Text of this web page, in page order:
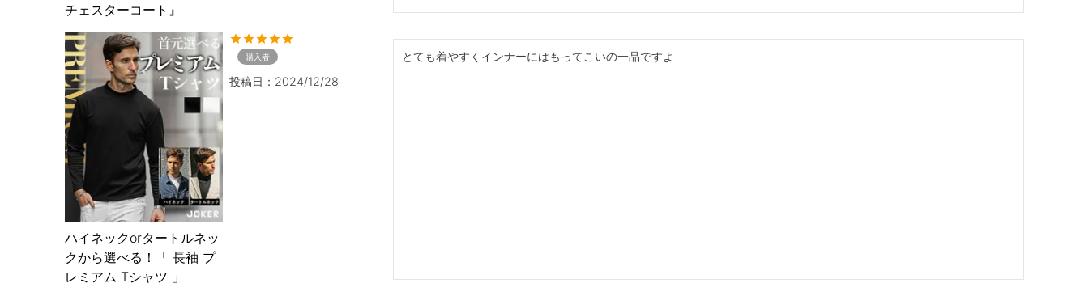
チェスターコート』
ハイネックorタートルネッ
クから選べる！「 長袖 プ
レミアム Tシャツ 」
購入者
投稿日 2024/12/28
とても着やすくインナーにはもってこいの一品ですよ